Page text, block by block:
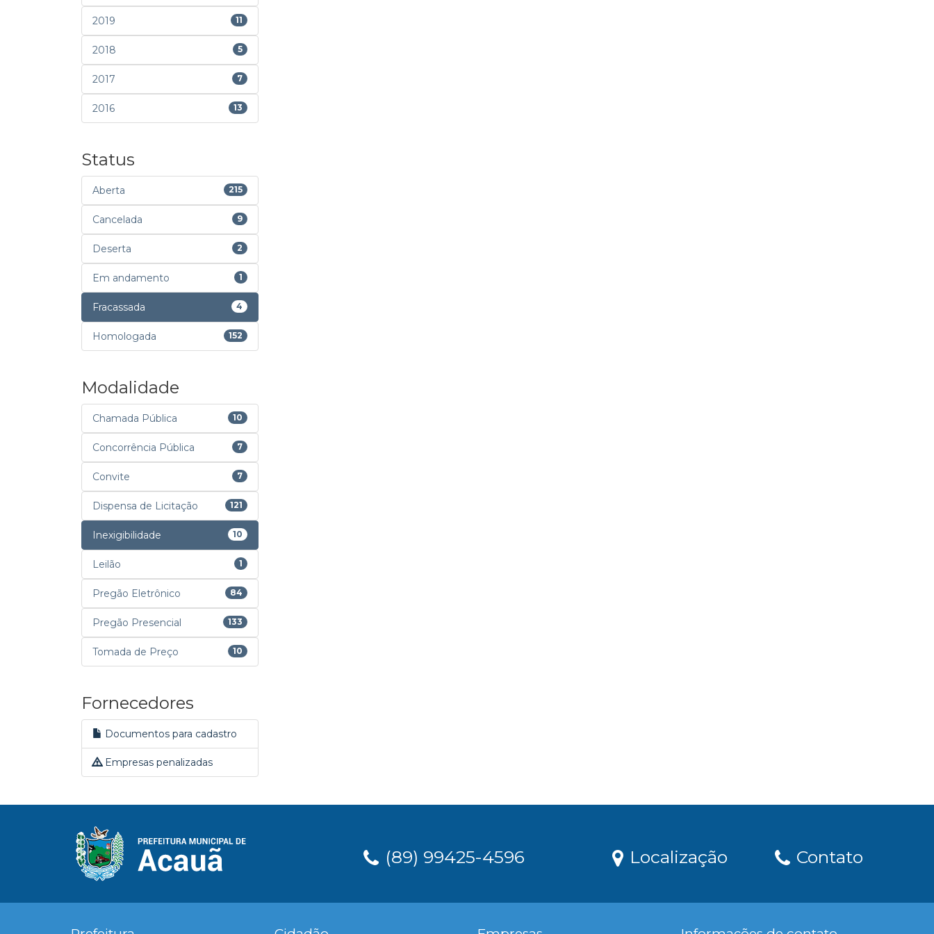
2019 11
2018 5
2017 7
2016 13
Status
Aberta 215
Cancelada 9
Deserta 2
Em andamento 1
Fracassada 4
Homologada 152
Modalidade
Chamada Pública 10
Concorrência Pública 7
Convite 7
Dispensa de Licitação 121
Inexigibilidade 10
Leilão 1
Pregão Eletrônico 84
Pregão Presencial 133
Tomada de Preço 10
Fornecedores
Documentos para cadastro
Empresas penalizadas
(89) 99425-4596 Localização Contato